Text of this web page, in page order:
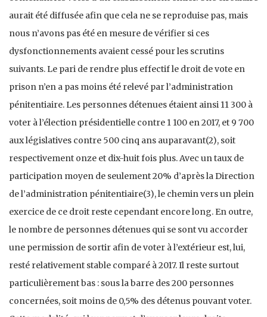
aurait été diffusée afin que cela ne se reproduise pas, mais
nous n’avons pas été en mesure de vérifier si ces
dysfonctionnements avaient cessé pour les scrutins
suivants. Le pari de rendre plus effectif le droit de vote en
prison n’en a pas moins été relevé par l’administration
pénitentiaire. Les personnes détenues étaient ainsi 11 300 à
voter à l’élection présidentielle contre 1 100 en 2017, et 9 700
aux législatives contre 500 cinq ans auparavant(2), soit
respectivement onze et dix-huit fois plus. Avec un taux de
participation moyen de seulement 20% d’après la Direction
de l’administration pénitentiaire(3), le chemin vers un plein
exercice de ce droit reste cependant encore long. En outre,
le nombre de personnes détenues qui se sont vu accorder
une permission de sortir afin de voter à l’extérieur est, lui,
resté relativement stable comparé à 2017. Il reste surtout
particulièrement bas : sous la barre des 200 personnes
concernées, soit moins de 0,5% des détenus pouvant voter.